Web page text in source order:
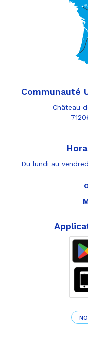
Communauté
Château
Du lundi au